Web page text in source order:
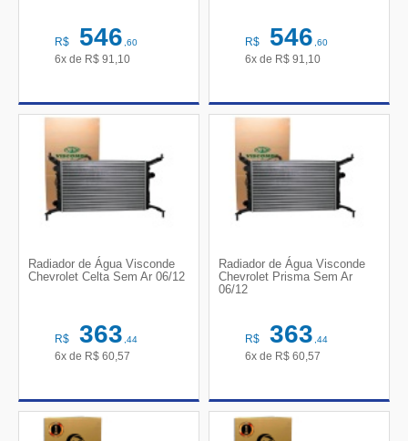
R$ 546,60
6x de R$ 91,10
R$ 546,60
6x de R$ 91,10
Radiador de Água Visconde
Chevrolet Celta Sem Ar 06/12
R$ 363,44
6x de R$ 60,57
Radiador de Água Visconde
Chevrolet Prisma Sem Ar
06/12
R$ 363,44
6x de R$ 60,57